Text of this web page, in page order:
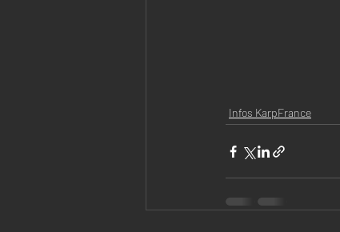
Infos KarpFrance